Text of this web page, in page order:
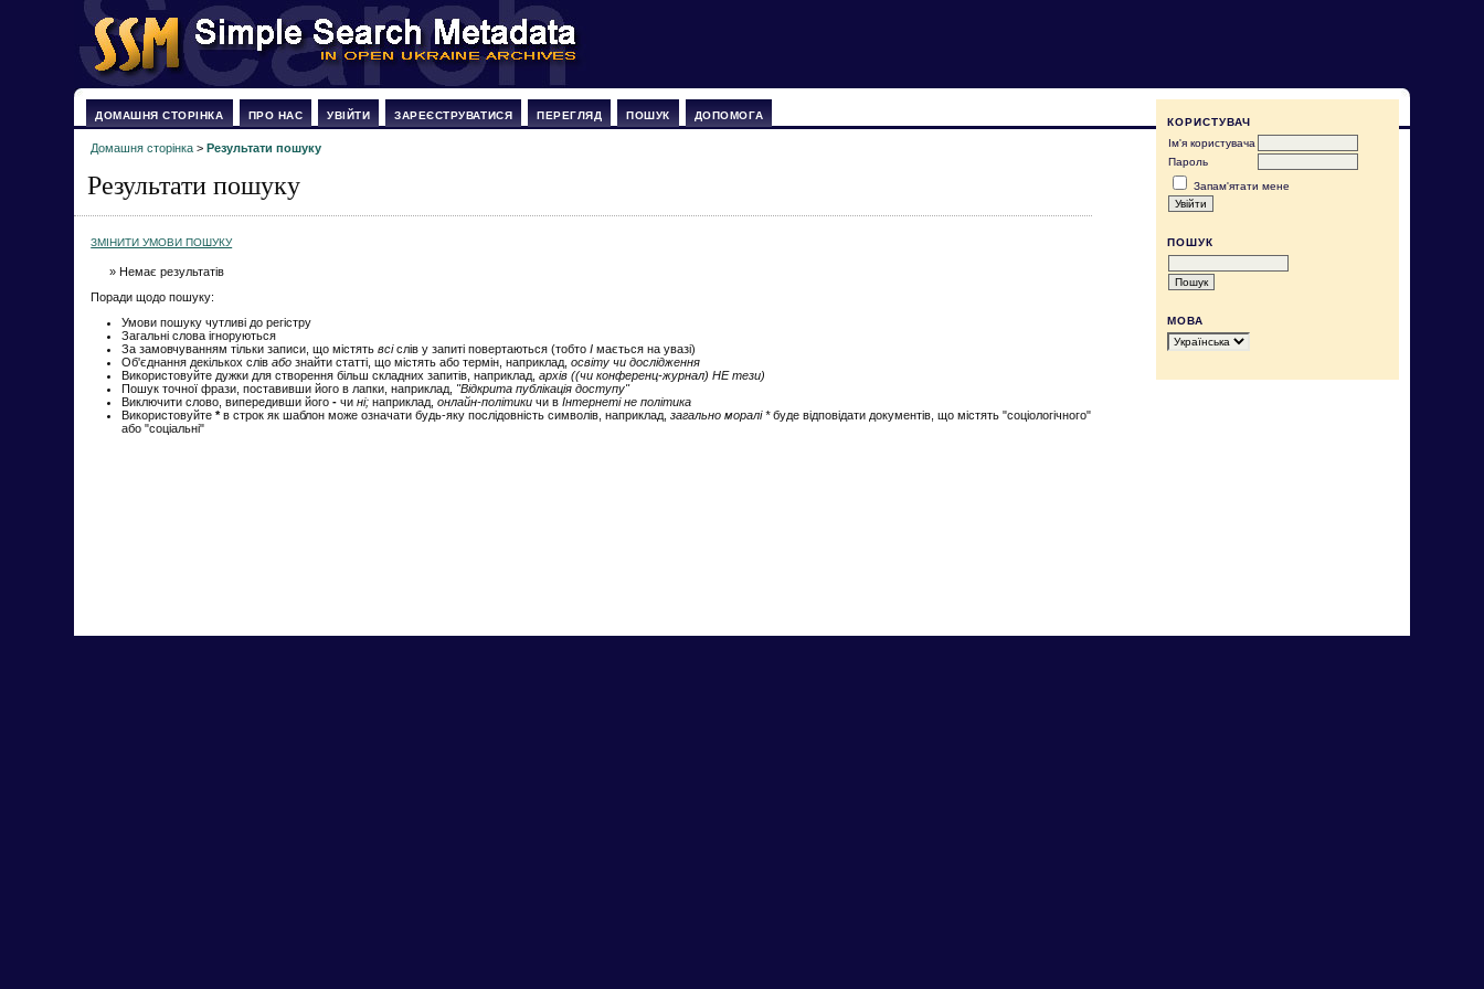
КОРИСТУВАЧ
Ім'я користувача
Пароль
Запам'ятати мене
ПОШУК
МОВА
ДОМАШНЯ СТОРІНКА ПРО НАС УВІЙТИ ЗАРЕЄСТРУВАТИСЯ ПЕРЕГЛЯД ПОШУК ДОПОМОГА
Домашня сторінка >Результати пошуку
Результати пошуку
ЗМІНИТИ УМОВИ ПОШУКУ
» Немає результатів
Поради щодо пошуку:
Умови пошуку чутливі до регістру
Загальні слова ігноруються
За замовчуванням тільки записи, що містятьвсіслів у запиті повертаються (тобтоІ мається на увазі)
Об'єднання декількох слівабо знайти статті, що містять або термін, наприклад,освіту чи дослідження
Використовуйте дужки для створення більш складних запитів, наприклад,архів ((чи конференц-журнал) НЕ тези)
Пошук точної фрази, поставивши його в лапки, наприклад, "Відкрита публікація доступу"
Виключити слово, випередивши його- чині; наприклад,онлайн-політики чи вІнтернеті не політика
Використовуйте*в строк як шаблон може означати будь-яку послідовність символів, наприклад,загально моралі *буде відповідати документів, що містять "соціологічного"
або "соціальні"